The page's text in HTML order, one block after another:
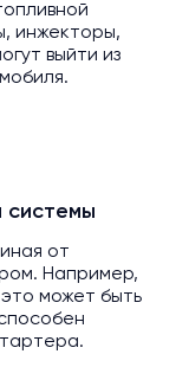
инжекторы,
выйти из
системы
от
Например,
это может быть